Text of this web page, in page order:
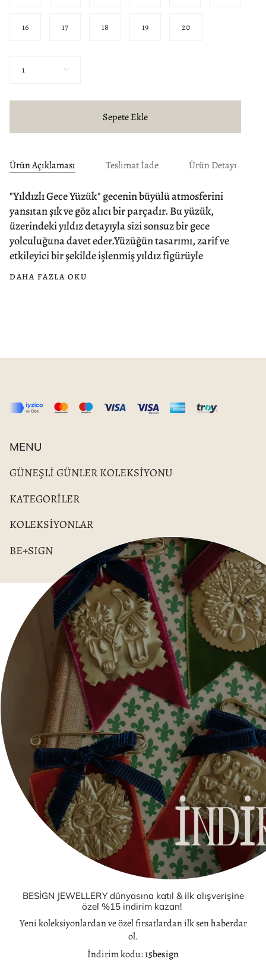
16 17 18 19 20
1
Sepete Ekle
Ürün Açıklaması Teslimat İade Ürün Detayı
"Yıldızlı Gece Yüzük" gecenin büyülü atmosferini
yansıtan şık ve göz alıcı bir parçadır. Bu yüzük,
üzerindeki yıldız detayıyla sizi sonsuz bir gece
yolculuğuna davet eder.Yüzüğün tasarımı, zarif ve
etkileyici bir şekilde işlenmiş yıldız figürüyle
DAHA FAZLA OKU
MENU
GÜNEŞLİ GÜNLER KOLEKSİYONU
KATEGORİLER
KOLEKSİYONLAR
BE+SIGN
KURUMSAL
İade Politikası
Mesafeli Satış Sözleşmesi
Hizmet Şartları
Aydınlatma Metni
Gizlilik Beyanı
Wholesale
İletişim
info@besignjewellery.com
SOSYAL MEDYA
Facebook
Pinterest
BESİGN JEWELLERY dünyasına katıl & ilk alışverişine
özel %15 indirim kazan!
Yeni koleksiyonlardan ve özel fırsatlardan ilk sen haberdar
ol.
İndirim kodu:15besign